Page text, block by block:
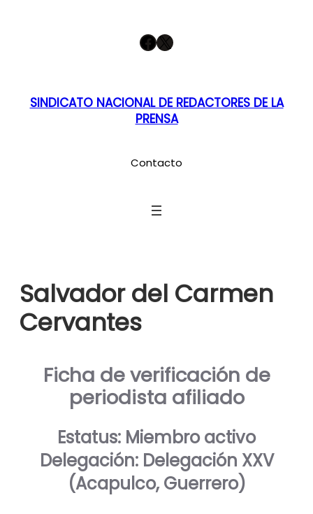
Facebook X
SINDICATO NACIONAL DE REDACTORES DE LA
PRENSA
Contacto
Salvador del Carmen
Cervantes
Ficha de verificación de
periodista afiliado
Estatus: Miembro activo
Delegación: Delegación XXV
(Acapulco, Guerrero)